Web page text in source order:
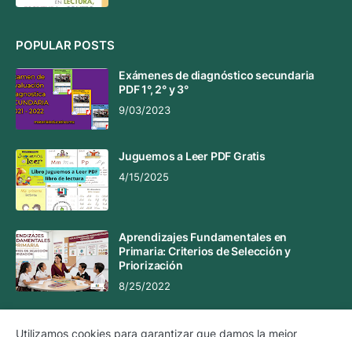
POPULAR POSTS
Exámenes de diagnóstico secundaria
PDF 1°, 2° y 3°
9/03/2023
Juguemos a Leer PDF Gratis
4/15/2025
Aprendizajes Fundamentales en
Primaria: Criterios de Selección y
Priorización
8/25/2022
Utilizamos cookies para garantizar que damos la mejor